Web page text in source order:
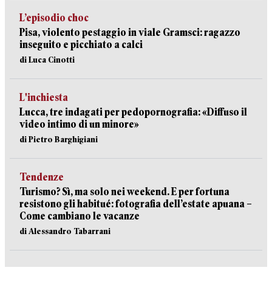
L’episodio choc
Pisa, violento pestaggio in viale Gramsci: ragazzo
inseguito e picchiato a calci
di Luca Cinotti
L'inchiesta
Lucca, tre indagati per pedopornografia: «Diffuso il
video intimo di un minore»
di Pietro Barghigiani
Tendenze
Turismo? Sì, ma solo nei weekend. E per fortuna
resistono gli habitué: fotografia dell’estate apuana –
Come cambiano le vacanze
di Alessandro Tabarrani